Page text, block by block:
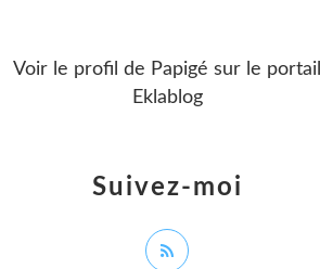
Suivez-moi
Voir le profil de Papigé sur le portail
Eklablog